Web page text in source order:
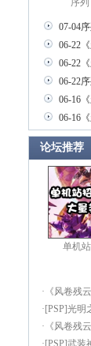
序
07-04
06-22
06-22
06-22
06-16
06-16
论坛推荐
单机
· 《风卷残
· [PSP]光明
· 《风卷残
· [PSP]武